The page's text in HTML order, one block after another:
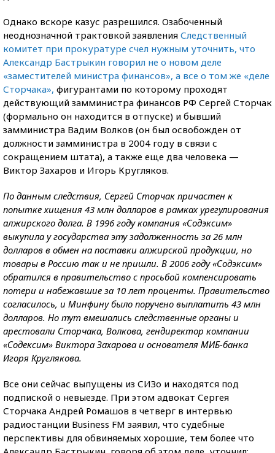
Однако вскоре казус разрешился. Озабоченный
неоднозначной трактовкой заявления Следственный
комитет при прокуратуре счел нужным уточнить, что
Александр Бастрыкин говорил не о новом деле
«заместителей министра финансов», а все о том же «деле
Сторчака», фигурантами по которому проходят
действующий замминистра финансов РФ Сергей Сторчак
(формально он находится в отпуске) и бывший
замминистра Вадим Волков (он был освобожден от
должности замминистра в 2004 году в связи с
сокращением штата), а также еще два человека —
Виктор Захаров и Игорь Кругляков.
По данным следствия, Сергей Сторчак причастен к
попытке хищения 43 млн долларов в рамках урегулирования
алжирского долга. В 1996 году компания «Содэксим»
выкупила у государства эту задолженность за 26 млн
долларов в обмен на поставки алжирской продукции, но
товары в Россию так и не пришли. В 2006 году «Содэксим»
обратился в правительство с просьбой компенсировать
потери и набежавшие за 10 лет проценты. Правительство
согласилось, и Минфину было поручено выплатить 43 млн
долларов. Но тут вмешались следственные органы и
арестовали Сторчака, Волкова, гендиректор компании
«Содексим» Виктора Захарова и основателя МИБ-банка
Игоря Круглякова.
Все они сейчас выпущены из СИЗо и находятся под
подпиской о невыезде. При этом адвокат Сергея
Сторчака Андрей Ромашов в четверг в интервью
радиостанции Business FM заявил, что судебные
перспективы для обвиняемых хорошие, тем более что